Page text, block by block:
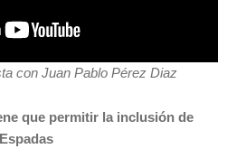
con Juan Pablo Pérez Diaz
que permitir la inclusión de